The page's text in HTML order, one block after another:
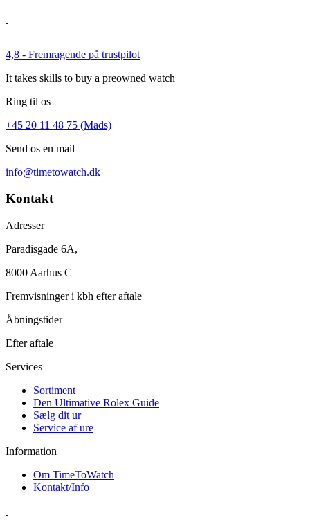
4,8 - Fremragende på trustpilot
It takes skills to buy a preowned watch
Ring til os
+45 20 11 48 75 (Mads)
Send os en mail
info@timetowatch.dk
Kontakt
Adresser
Paradisgade 6A,
8000 Aarhus C
Fremvisninger i kbh efter aftale
Åbningstider
Efter aftale
Services
Sortiment
Den Ultimative Rolex Guide
Sælg dit ur
Service af ure
Information
Om TimeToWatch
Kontakt/Info